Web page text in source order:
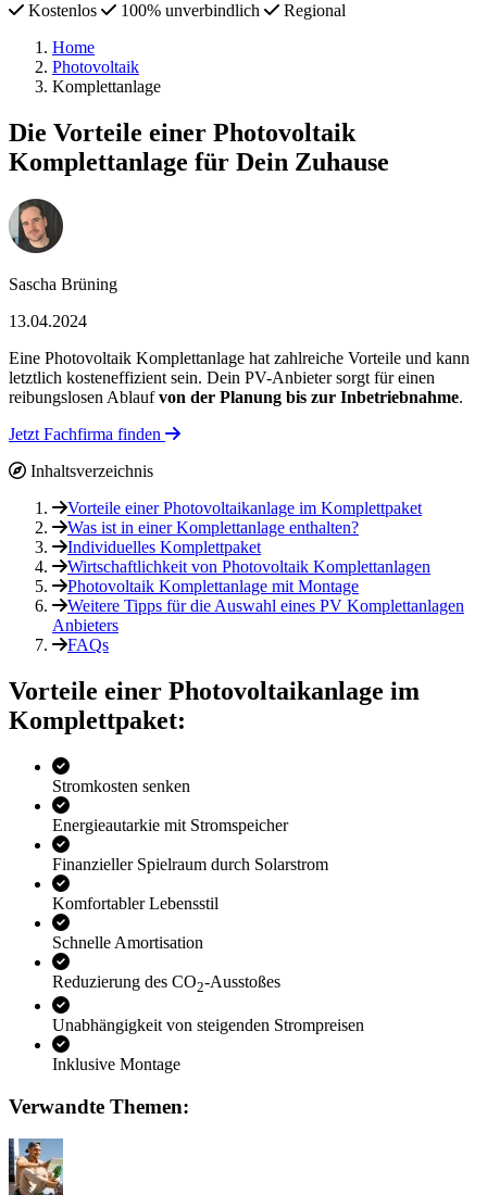
Kostenlos 100% unverbindlich
Regional
Home
Photovoltaik
Komplettanlage
Die Vorteile einer Photovoltaik
Komplettanlage für Dein Zuhause
Sascha Brüning
13.04.2024
Eine Photovoltaik Komplettanlage hat zahlreiche Vorteile und kann
letztlich kosteneffizient sein. Dein PV-Anbieter sorgt für einen
reibungslosen Ablaufvon der Planung bis zur Inbetriebnahme.
Jetzt Fachfirma finden
Inhaltsverzeichnis
Vorteile einer Photovoltaikanlage im Komplettpaket
Was ist in einer Komplettanlage enthalten?
Individuelles Komplettpaket
Wirtschaftlichkeit von Photovoltaik Komplettanlagen
Photovoltaik Komplettanlage mit Montage
Weitere Tipps für die Auswahl eines PV Komplettanlagen
Anbieters
FAQs
Vorteile einer Photo­voltaik­anlage im
Komplettpaket:
Stromkosten senken
Energieautarkie mit Stromspeicher
Finanzieller Spielraum durch Solarstrom
Komfortabler Lebensstil
Schnelle Amortisation
Reduzierung des CO2-Ausstoßes
Unabhängigkeit von steigenden Strompreisen
Inklusive Montage
Verwandte Themen: